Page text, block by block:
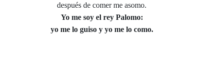
después de comer me asomo.
Yo me soy el rey Palomo:
yo me lo guiso y yo me lo como.